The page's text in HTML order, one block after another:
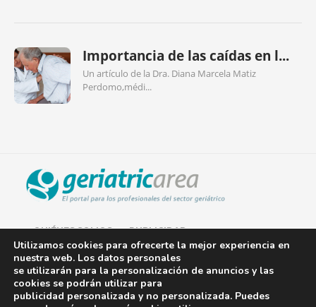
Importancia de las caídas en l...
Un artículo de la Dra. Diana Marcela Matiz
Perdomo,médi...
QUIÉNES SOMOS PUBLICIDAD
AVISO LEGAL
POLÍTICA DE COOKIES
Utilizamos cookies para ofrecerte la mejor experiencia en
nuestra web. Los datos personales
se utilizarán para la personalización de anuncios y las
cookies se podrán utilizar para
publicidad personalizada y no personalizada. Puedes